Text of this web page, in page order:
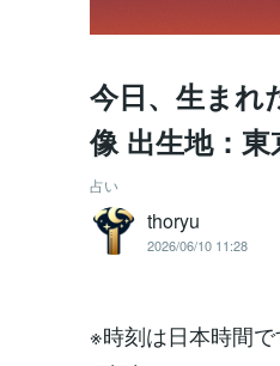
今日、生まれ
像 出生地：
占い
thoryu
2026/06/10 11:28
※時刻は日本時間で